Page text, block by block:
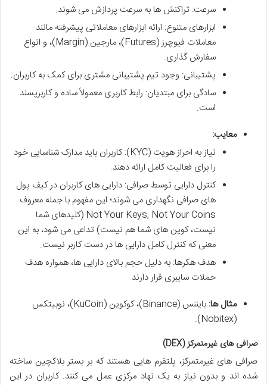
سرعت: تراکنش ها به سرعت پردازش می شوند.
ابزارهای متنوع: ارائه ابزارهای معاملاتی پیشرفته مانند
معاملات فیوچرز (Futures)، مارجین (Margin)، و انواع
سفارش گذاری.
پشتیبانی: وجود تیم پشتیبانی مشتری برای کمک به کاربران.
سادگی برای مبتدیان: رابط کاربری معمولاً ساده و کاربرپسند
است.
معایب:
نیاز به احراز هویت (KYC): کاربران باید مدارک شناسایی خود
را برای فعالیت کامل ارائه دهند.
کنترل دارایی توسط صرافی: دارایی های کاربران در کیف پول
های صرافی نگهداری می شوند؛ این مفهوم با جمله معروف
Not Your Keys, Not Your Coins (کلیدهای شما
نیست، کوین های شما هم نیست) تداعی می شود، به این
معنی که کنترل کامل دارایی ها در دست کاربر نیست.
هدف هکرها: به دلیل حجم بالای دارایی ها، همواره هدف
حملات سایبری قرار دارند.
مثال ها:
بایننس (Binance)، کوکوین (KuCoin)، نوبیتکس
(Nobitex).
صرافی های غیرمتمرکز (DEX)
صرافی های غیرمتمرکز، پلتفرم هایی هستند که بر بستر بلاکچین ساخته
شده اند و بدون نیاز به یک نهاد مرکزی عمل می کنند. کاربران در این